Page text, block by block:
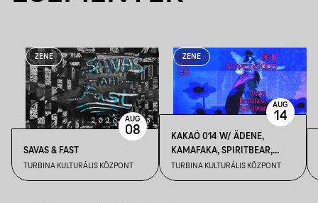
ZENE
SAVAS & FAST
TURBINA KULTURÁLIS KÖZPONT
AUG
08
ZENE
KAKAÓ 014 W/ ÄDENE,
KAMAFAKA, SPIRITBEAR,
Ű999
TURBINA KULTURÁLIS KÖZPONT
AUG
14